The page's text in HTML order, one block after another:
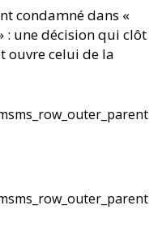
condamné dans «
: une décision qui clôt
ouvre celui de la